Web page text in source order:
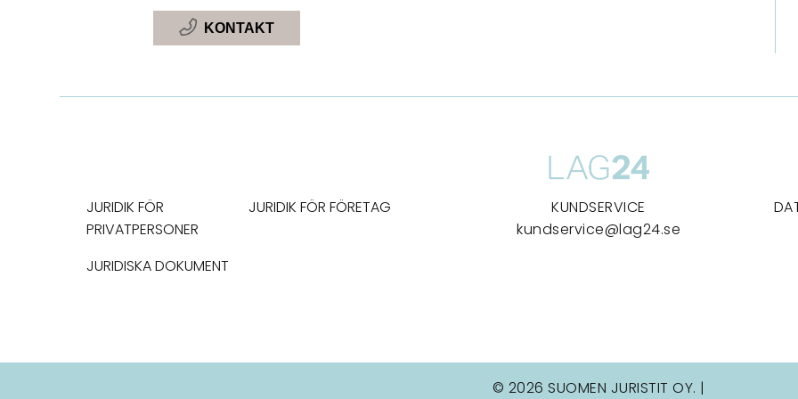
KONTAKT
JURIDIK FÖR
PRIVATPERSONER
JURIDIK FÖR FÖRETAG
JURIDISKA DOKUMENT
KUNDSERVICE
kundservice@lag24.se
© 2026 SUOMEN JURISTIT OY. |